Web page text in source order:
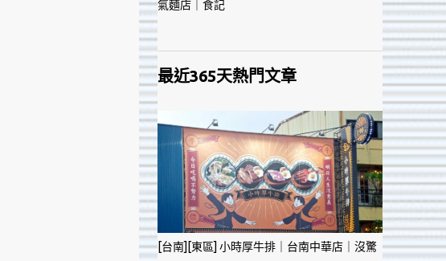
氣麵店｜食記
最近365天熱門文章
[台南][東區] 小時厚牛排｜台南中華店｜沒驚